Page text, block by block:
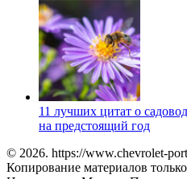
11 лучших цитат о
на предстоящий год
© 2026. https://www.chevrolet-
Копирование материалов